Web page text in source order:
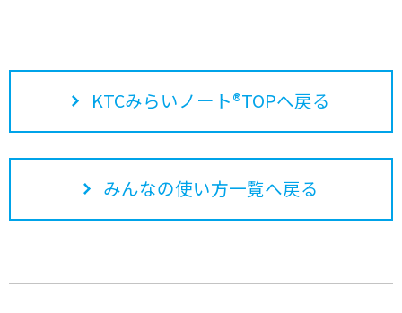
KTCみらいノート®TOPへ戻る
みんなの使い方一覧へ戻る